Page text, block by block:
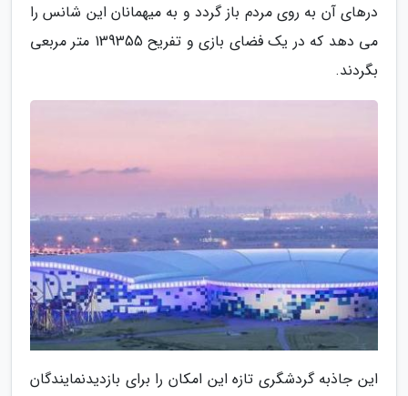
درهای آن به روی مردم باز گردد و به میهمانان این شانس را
می دهد که در یک فضای بازی و تفریح 139355 متر مربعی
بگردند.
این جاذبه گردشگری تازه این امکان را برای بازدیدنمایندگان